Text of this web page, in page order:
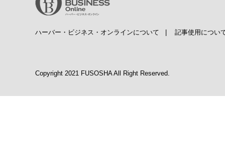
ハーバー・ビジネス・オンラインについて 記事使用につい
Copyright 2021 FUSOSHA All Right Reserved.